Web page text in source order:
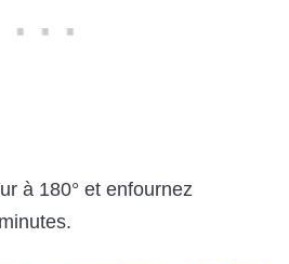
à 180° et enfournez